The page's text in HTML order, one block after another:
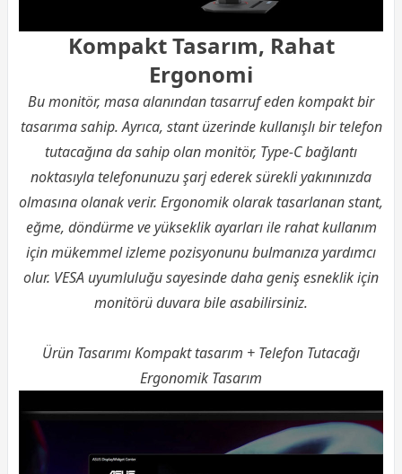
Kompakt Tasarım, Rahat
Ergonomi
Bu monitör, masa alanından tasarruf eden kompakt bir
tasarıma sahip. Ayrıca, stant üzerinde kullanışlı bir telefon
tutacağına da sahip olan monitör, Type-C bağlantı
noktasıyla telefonunuzu şarj ederek sürekli yakınınızda
olmasına olanak verir. Ergonomik olarak tasarlanan stant,
eğme, döndürme ve yükseklik ayarları ile rahat kullanım
için mükemmel izleme pozisyonunu bulmanıza yardımcı
olur. VESA uyumluluğu sayesinde daha geniş esneklik için
monitörü duvara bile asabilirsiniz.
Ürün Tasarımı Kompakt tasarım + Telefon Tutacağı
Ergonomik Tasarım